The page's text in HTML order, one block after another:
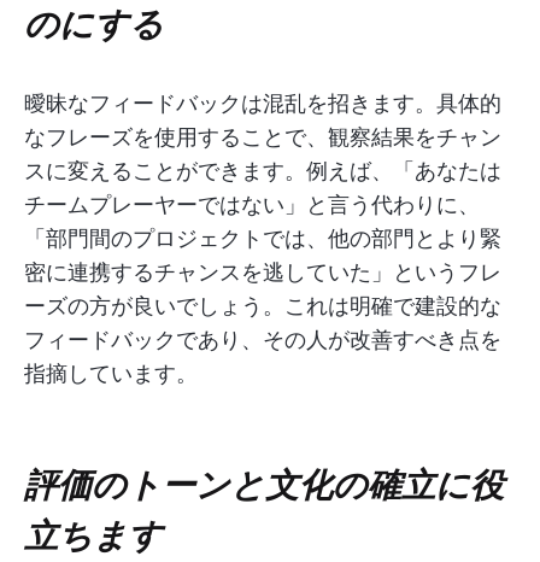
のにする
曖昧なフィードバックは混乱を招きます。具体的
なフレーズを使用することで、観察結果をチャン
スに変えることができます。例えば、「あなたは
チームプレーヤーではない」と言う代わりに、
「部門間のプロジェクトでは、他の部門とより緊
密に連携するチャンスを逃していた」というフレ
ーズの方が良いでしょう。これは明確で建設的な
フィードバックであり、その人が改善すべき点を
指摘しています。
評価のトーンと文化の確立に役
立ちます